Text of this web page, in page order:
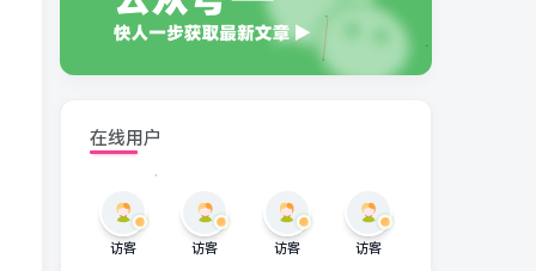
在线用户
访客 访客 访客 访客